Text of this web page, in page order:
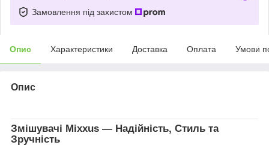
Замовлення під захистом
Опис Характеристики Доставка Оплата Умови
Опис
Змішувачі Mixxus — Надійність, Стиль та
Зручність